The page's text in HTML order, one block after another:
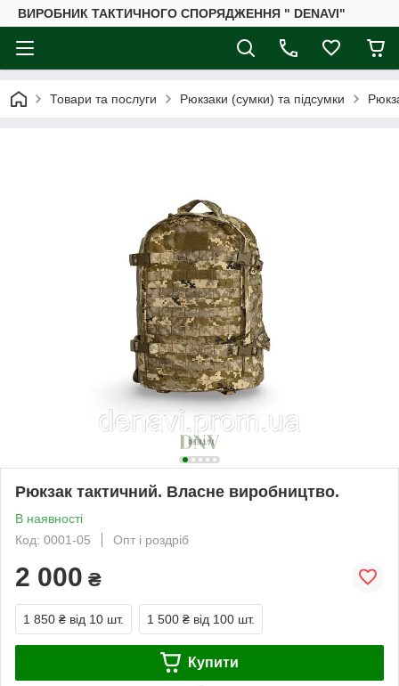
ВИРОБНИК ТАКТИЧНОГО СПОРЯДЖЕННЯ " DENAVI"
Товари та послуги Рюкзаки (сумки) та підсумки
Рюкзак тактичний. Власне виробництво.
В наявності
Код: 0001-05
Опт і роздріб
2 000 ₴
1 850 ₴ від 10 шт. 1 500 ₴ від 100 шт.
Купити